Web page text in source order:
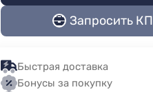
Запросить КП
Быстрая доставка
Бонусы за покупку